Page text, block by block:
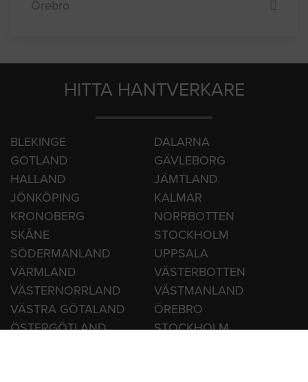
Örebro
HITTA HANTVERKARE
BLEKINGE
DALARNA
GOTLAND
GÄVLEBORG
HALLAND
JÄMTLAND
JÖNKÖPING
KALMAR
KRONOBERG
NORRBOTTEN
SKÅNE
STOCKHOLM
SÖDERMANLAND
UPPSALA
VÄRMLAND
VÄSTERBOTTEN
VÄSTERNORRLAND
VÄSTMANLAND
VÄSTRA GÖTALAND
ÖREBRO
ÖSTERGÖTLAND
STOCKHOLM